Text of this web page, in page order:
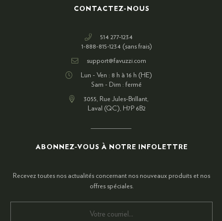
CONTACTEZ-NOUS
514 277-1234
1-888-815-1234 (sans frais)
support@favuzzi.com
Lun - Ven : 8 h à 16 h (HE)
Sam - Dim : fermé
3055, Rue Jules-Brillant,
Laval (QC), H7P 6B2
ABONNEZ-VOUS À NOTRE INFOLETTRE
Recevez toutes nos actualités concernant nos nouveaux produits et nos
offres spéciales.